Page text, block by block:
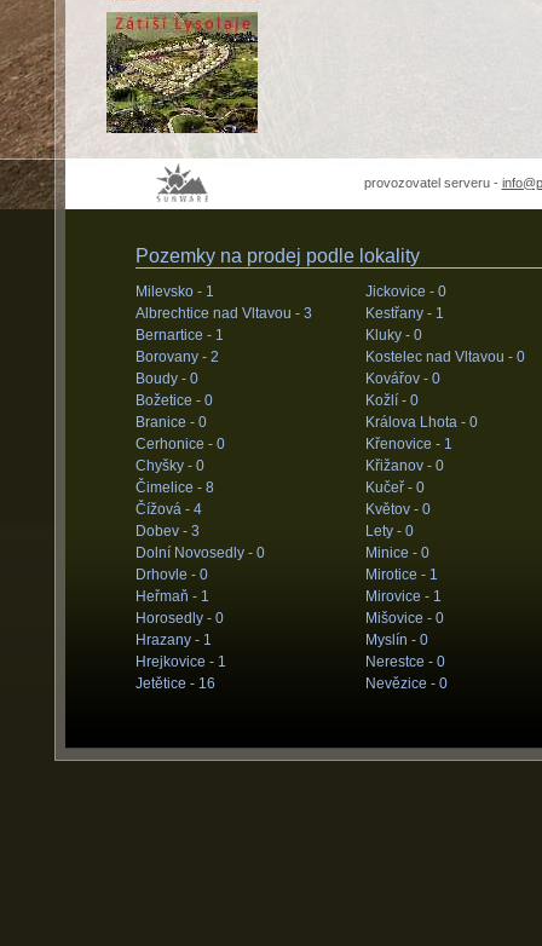
provozovatel serveru -
Pozemky na prodej podle lokality
Milevsko - 1
Albrechtice nad Vltavou - 3
Bernartice - 1
Borovany - 2
Boudy - 0
Božetice - 0
Branice - 0
Cerhonice - 0
Chyšky - 0
Čimelice - 8
Čížová - 4
Dobev - 3
Dolní Novosedly - 0
Drhovle - 0
Heřmaň - 1
Horosedly - 0
Hrazany - 1
Hrejkovice - 1
Jetětice - 16
Jickovice - 0
Kestřany - 1
Kluky - 0
Kostelec nad Vltavou - 0
Kovářov - 0
Kožlí - 0
Králova Lhota - 0
Křenovice - 1
Křižanov - 0
Kučeř - 0
Květov - 0
Lety - 0
Minice - 0
Mirotice - 1
Mirovice - 1
Mišovice - 0
Myslín - 0
Nerestce - 0
Nevězice - 0